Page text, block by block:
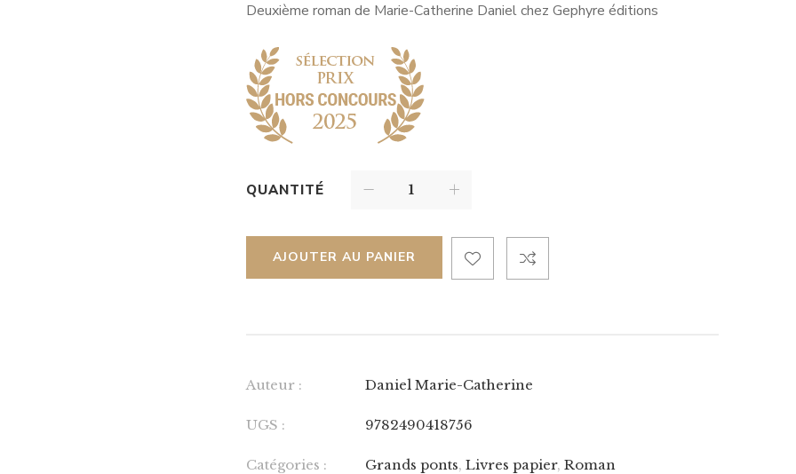
Deuxième roman de Marie-Catherine Daniel chez Gephyre éditions
QUANTITÉ
AJOUTER AU PANIER
Auteur : Daniel Marie-Catherine
UGS : 9782490418756
Catégories : Grands ponts,Livres papier,Roman